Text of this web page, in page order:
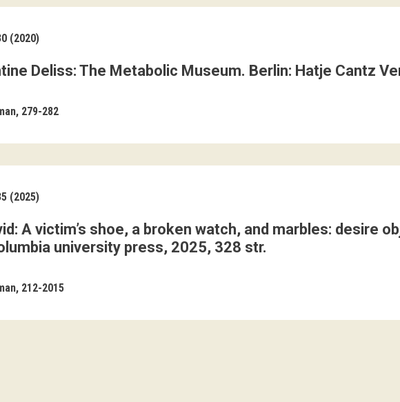
(2020)
Deliss: The Metabolic Museum. Berlin: Hatje Cantz
279-282
(2025)
A victim’s shoe, a broken watch, and marbles: desire
university press, 2025, 328 str.
212-2015